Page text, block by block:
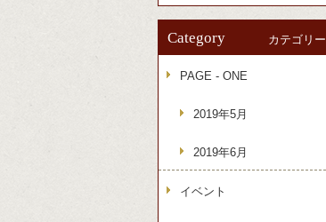
Category カテゴリー
PAGE - ONE
2019年5月
2019年6月
イベント